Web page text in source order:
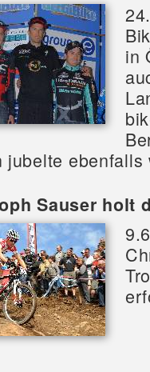
in
jubelte
Sauser holt